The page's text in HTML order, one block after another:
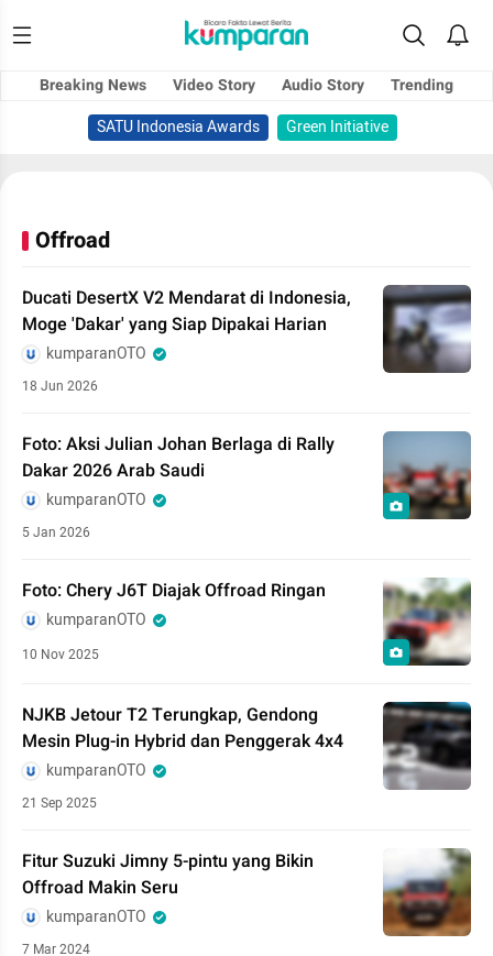
Breaking News Video Story Audio Story
Trending
SATU Indonesia Awards
Green Initiative
Offroad
Ducati DesertX V2 Mendarat di Indonesia,
Moge 'Dakar' yang Siap Dipakai Harian
kumparanOTO
18 Jun 2026
Foto: Aksi Julian Johan Berlaga di Rally
Dakar 2026 Arab Saudi
kumparanOTO
5 Jan 2026
Foto: Chery J6T Diajak Offroad Ringan
kumparanOTO
10 Nov 2025
NJKB Jetour T2 Terungkap, Gendong
Mesin Plug-in Hybrid dan Penggerak 4x4
kumparanOTO
21 Sep 2025
Fitur Suzuki Jimny 5-pintu yang Bikin
Offroad Makin Seru
kumparanOTO
7 Mar 2024